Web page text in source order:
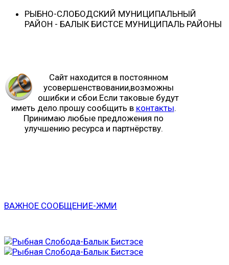
РЫБНО-CЛОБОДСКИЙ МУНИЦИПАЛЬНЫЙ
РАЙОН - БАЛЫК БИСТӘСЕ МУНИЦИПАЛЬ РАЙОНЫ
Сайт находится в постоянном
усовершенствовании,возможны
ошибки и сбои.Если таковые будут
иметь дело.прошу сообщить в контакты.
Принимаю любые предложения по
улучшению ресурса и партнёрству.
ВАЖНОЕ СООБЩЕНИЕ-ЖМИ